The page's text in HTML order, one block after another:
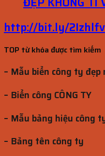
http://bit.ly/2Izhlfv
TOP từ khóa được tìm kiếm
– Mẫu biển công ty đẹp
– Biển công CÔNG TY
– Mẫu bảng hiệu công
– Bảng tên công ty